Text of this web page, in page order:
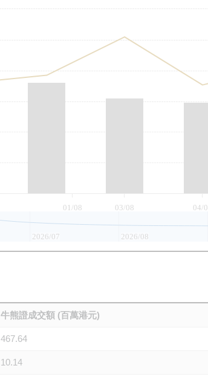
01/08 03/08 04/
2026/07 2026/08
牛熊證成交額 (百萬港元)
467.64
10.14